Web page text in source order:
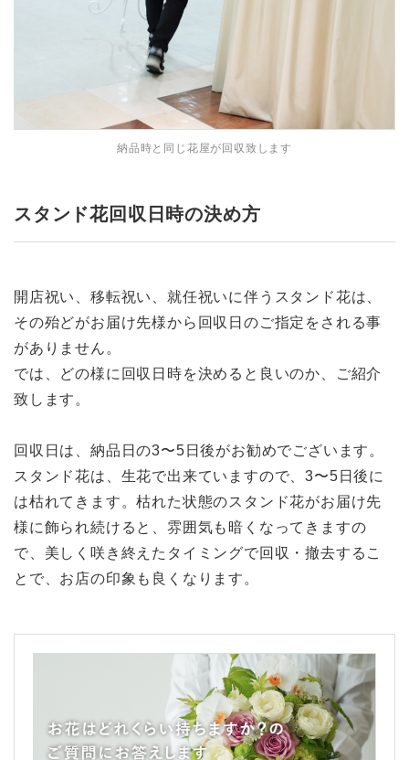
納品時と同じ花屋が回収致します
スタンド花回収日時の決め方
開店祝い、移転祝い、就任祝いに伴うスタンド花は、
その殆どがお届け先様から回収日のご指定をされる事
がありません。
では、どの様に回収日時を決めると良いのか、ご紹介
致します。
回収日は、納品日の3〜5日後がお勧めでございます。
スタンド花は、生花で出来ていますので、3〜5日後に
は枯れてきます。枯れた状態のスタンド花がお届け先
様に飾られ続けると、雰囲気も暗くなってきますの
で、美しく咲き終えたタイミングで回収・撤去するこ
とで、お店の印象も良くなります。